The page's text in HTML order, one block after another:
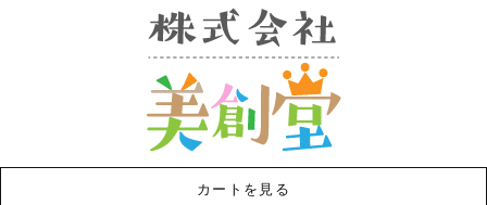
カートを見る